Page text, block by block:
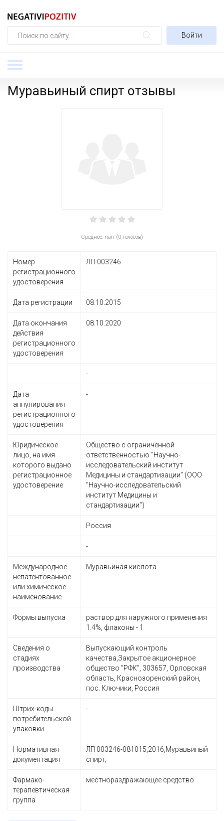
Войти
Муравьиный спирт отзывы
Среднее: nan (0 голосов)
Номер
регистрационного
удостоверения
ЛП-003246
Дата регистрации 08.10.2015
Дата окончания
действия
регистрационного
удостоверения
08.10.2020
-
Дата
аннулирования
регистрационного
удостоверения
-
Юридическое
лицо, на имя
которого выдано
регистрационное
удостоверение
Общество с ограниченной
ответственностью "Научно-
исследовательский институт
Медицины и стандартизации" (ООО
"Научно-исследовательский
институт Медицины и
стандартизации")
Россия
-
Международное
непатентованное
или химическое
наименование
Муравьиная кислота
Формы выпуска
раствор для наружного применения
1.4%, флаконы - 1
Сведения о
стадиях
производства
Выпускающий контроль
качества,Закрытое акционерное
общество "РФК", 303657, Орловская
область, Краснозоренский район,
пос. Ключики, Россия
Штрих-коды
потребительской
упаковки
-
Нормативная
документация
ЛП 003246-081015,2016,Муравьиный
спирт;
Фармако-
терапевтическая
группа
местнораздражающее средство